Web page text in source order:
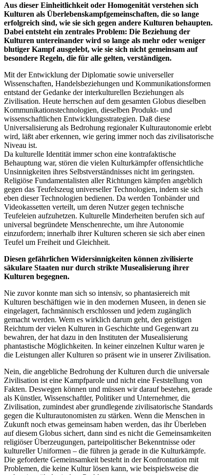
Aus dieser Einheitlichkeit oder Homogenität verstehen sich
Kulturen als Überlebenskampfgemeinschaften, die so lange
erfolgreich sind, wie sie sich gegen andere Kulturen behaupten.
Dabei entsteht ein zentrales Problem: Die Beziehung der
Kulturen untereinander wird so lange als mehr oder weniger
blutiger Kampf ausgelebt, wie sie sich nicht gemeinsam auf
besondere Regeln, die für alle gelten, verständigen.
Mit der Entwicklung der Diplomatie sowie universeller
Wissenschaften, Handelsbeziehungen und Kommunikationsformen
entstand der Gedanke der interkulturellen Beziehungen als
Zivilisation. Heute herrschen auf dem gesamten Globus dieselben
Kommunikationstechnologien, dieselben Produkt- und
wissenschaftlichen Entwicklungsstrategien. Daß diese
Universalisierung als Bedrohung regionaler Kulturautonomie erlebt
wird, läßt aber erkennen, wie gering immer noch das zivilisatorische
Niveau ist.
Da kulturelle Identität immer schon eine kontrafaktische
Behauptung war, stören die vielen Kulturkämpfer offensichtliche
Unsinnigkeiten ihres Selbstverständnisses nicht im geringsten.
Religiöse Fundamentalisten aller Richtungen kämpfen angeblich
gegen das Teufelszeug universeller Technologien, indem sie sich
eben dieser Technologien bedienen. Da werden Tonbänder und
Videokassetten verteilt, um deren Nutzer gegen technische
Teufeleien aufzuhetzen. Kulturelle Minderheiten berufen sich auf
universal begründete Menschenrechte, um ihre Autonomie
einzufordern; innerhalb ihrer Kulturen scheren sie sich aber einen
Teufel um Freiheit und Gleichheit.
Diesen gefährlichen Widersinnigkeiten können zivilisierte
säkulare Staaten nur durch strikte Musealisierung ihrer
Kulturen begegnen.
Nie zuvor konnte man sich so intensiv, so phantasiereich mit
Kulturen beschäftigen wie in den modernen Museen, in denen sie
eingelagert, fachmännisch erschlossen und jedem zugänglich
gemacht werden. Wem es wirklich darum geht, den geistigen
Reichtum der vielen Kulturen in Geschichte und Gegenwart zu
bewahren, der hat dazu in den Instituten der Musealisierung
phantastische Möglichkeiten. In keiner einzelnen Kultur waren je
die Leistungen aller Kulturen so präsent wie in unserer Zivilisation.
Nein, die angebliche Bedrohung der Kulturen durch die universale
Zivilisation ist eine Kampfparole und nicht eine Feststellung von
Fakten. Deswegen können und müssen wir darauf bestehen, gerade
als Künstler, Wissenschaftler, Politiker und Unternehmer, die
Zivilisation, zumindest aber grundlegende zivilisatorische Standards
gegen die Kulturautonomisten zu stärken. Wenn die Menschen in
Zukunft noch etwas gemeinsam haben werden, das ihr Überleben
auf diesem Globus sichert, dann sind es nicht die Gemeinsamkeiten
religiöser Überzeugungen, parteipolitischer Bekenntnisse oder
kultureller Uniformen – die führen ja gerade in die Kulturkämpfe.
Die geforderte Gemeinsamkeit besteht in der Konfrontation mit
Problemen, die keine Kultur lösen kann, wie beispielsweise die